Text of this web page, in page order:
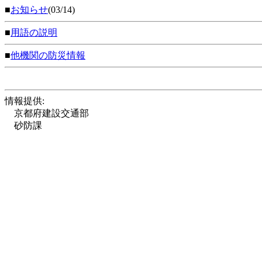
■お知らせ(03/14)
■用語の説明
■他機関の防災情報
情報提供:
京都府建設交通部
砂防課